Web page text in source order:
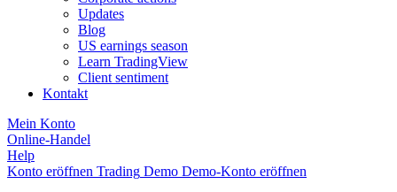
Updates
Blog
US earnings season
Learn TradingView
Client sentiment
Kontakt
Mein Konto
Online-Handel
Help
Konto eröffnen Trading Demo Demo-Konto eröffnen